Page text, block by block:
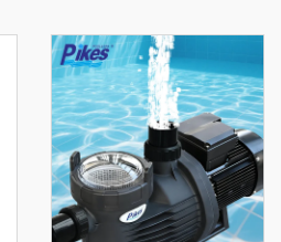
do filtracji wody
basenowej, instalowany
na ścianie PK8025